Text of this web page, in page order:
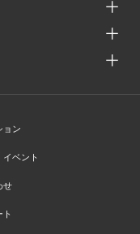
ョン
イベント
せ
ト